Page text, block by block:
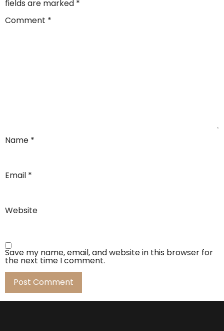
fields are marked *
Comment *
Name *
Email *
Website
Save my name, email, and website in this browser for
the next time I comment.